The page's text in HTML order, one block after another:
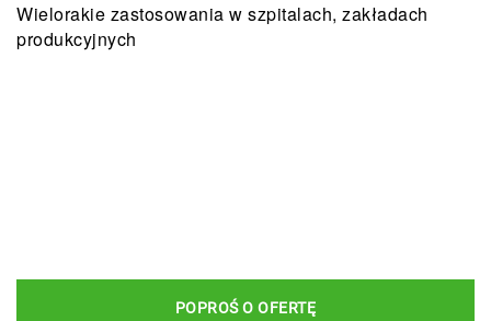
Wielorakie zastosowania w szpitalach, zakładach
produkcyjnych
POPROŚ O OFERTĘ